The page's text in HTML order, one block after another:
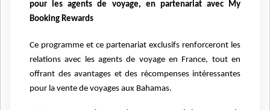
pour les agents de voyage, en partenariat avec My
Booking Rewards
Ce programme et ce partenariat exclusifs renforceront les
relations avec les agents de voyage en France, tout en
offrant des avantages et des récompenses intéressantes
pour la vente de voyages aux Bahamas.